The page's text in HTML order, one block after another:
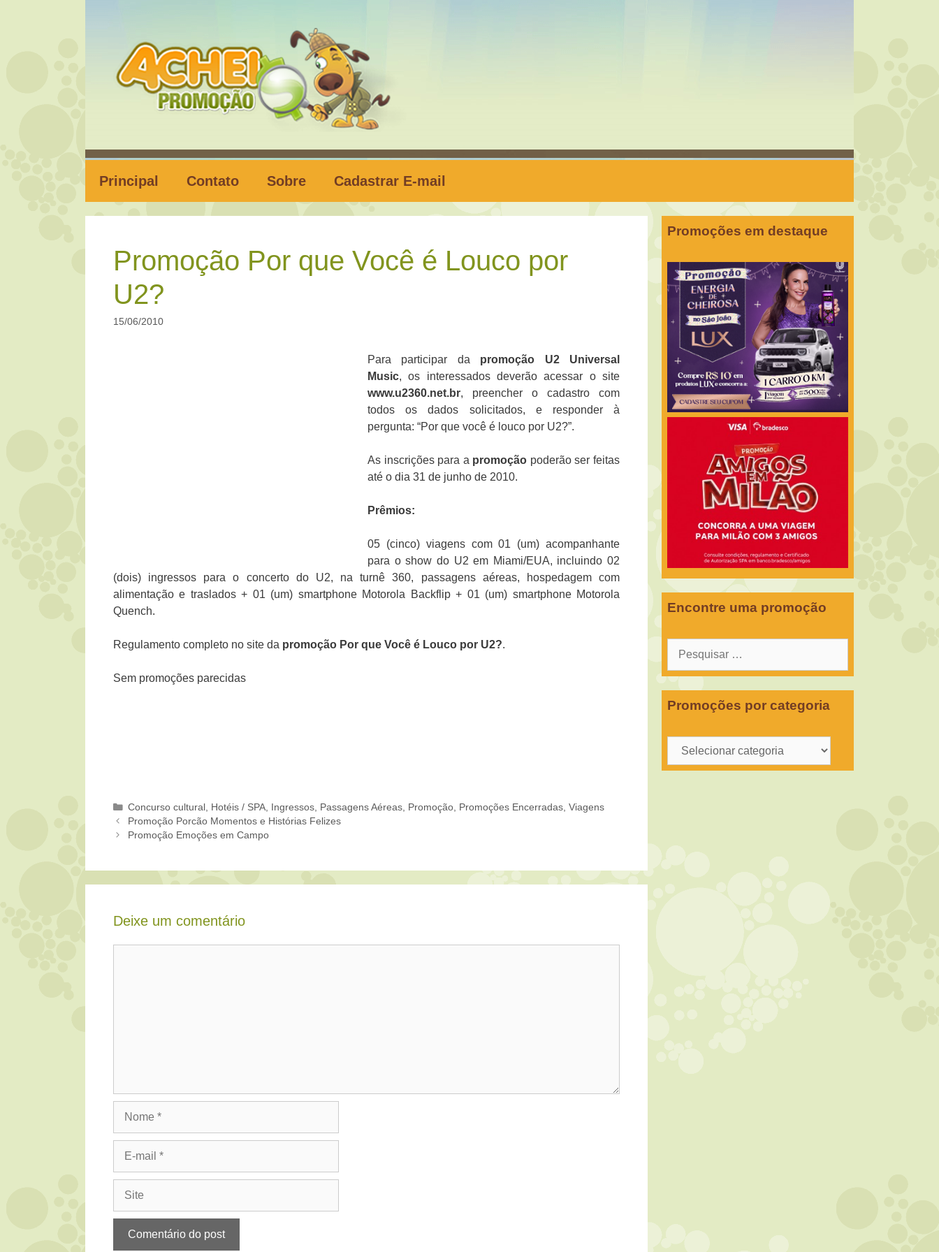
Principal Contato Sobre Cadastrar E-mail
Promoção Por que Você é Louco por
U2?
15/06/2010
Para participar da promoção U2 Universal
Music, os interessados deverão acessar o site
www.u2360.net.br, preencher o cadastro com
todos os dados solicitados, e responder à
pergunta: “Por que você é louco por U2?”.
As inscrições para a promoção poderão ser feitas
até o dia 31 de junho de 2010.
Prêmios:
05 (cinco) viagens com 01 (um) acompanhante
para o show do U2 em Miami/EUA, incluindo 02
(dois) ingressos para o concerto do U2, na turnê 360, passagens aéreas, hospedagem com
alimentação e traslados + 01 (um) smartphone Motorola Backflip + 01 (um) smartphone Motorola
Quench.
Regulamento completo no site da promoção Por que Você é Louco por U2?.
Sem promoções parecidas
Categorias
Concurso cultural Hotéis / SPA Ingressos Passagens Aéreas Promoção Promoções Encerradas ,Viagens
Promoção Porcão Momentos e Histórias Felizes
Promoção Emoções em Campo
Deixe um comentário
Promoções em destaque
Encontre uma promoção
Pesquisar
Promoções por categoria
Promoções
por